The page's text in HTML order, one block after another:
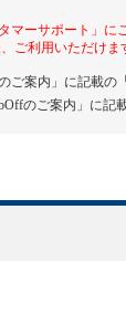
ーサポート」に
ご利用いただけま
ご案内」に記載の
のご案内」に記